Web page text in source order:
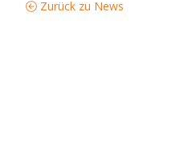
Zurück zu News